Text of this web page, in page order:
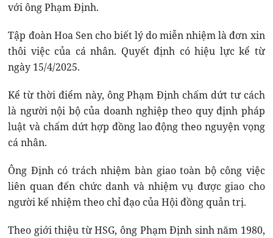
với ông Phạm Định.
Tập đoàn Hoa Sen cho biết lý do miễn nhiệm là đơn xin
thôi việc của cá nhân. Quyết định có hiệu lực kể từ
ngày 15/4/2025.
Kể từ thời điểm này, ông Phạm Định chấm dứt tư cách
là người nội bộ của doanh nghiệp theo quy định pháp
luật và chấm dứt hợp đồng lao động theo nguyện vọng
cá nhân.
Ông Định có trách nhiệm bàn giao toàn bộ công việc
liên quan đến chức danh và nhiệm vụ được giao cho
người kế nhiệm theo chỉ đạo của Hội đồng quản trị.
Theo giới thiệu từ HSG, ông Phạm Định sinh năm 1980,